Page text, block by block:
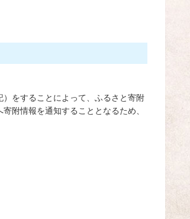
をすることによって、ふるさと寄附
附情報を通知することとなるため、